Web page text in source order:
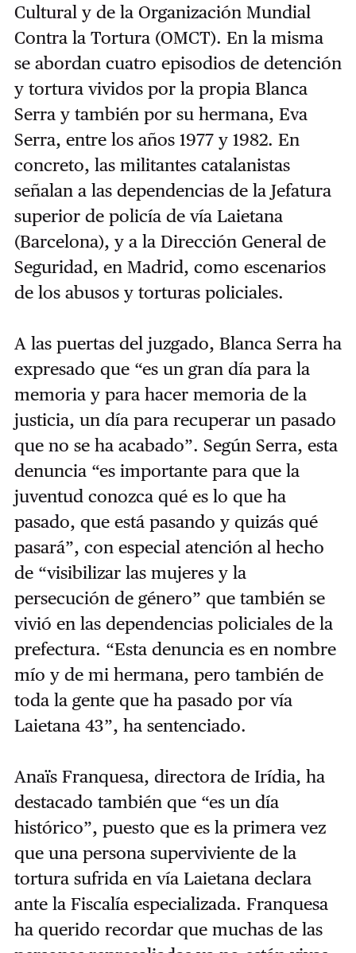
Cultural y de la Organización Mundial
Contra la Tortura (OMCT). En la misma
se abordan cuatro episodios de detención
y tortura vividos por la propia Blanca
Serra y también por su hermana, Eva
Serra, entre los años 1977 y 1982. En
concreto, las militantes catalanistas
señalan a las dependencias de la Jefatura
superior de policía de vía Laietana
(Barcelona), y a la Dirección General de
Seguridad, en Madrid, como escenarios
de los abusos y torturas policiales.
A las puertas del juzgado, Blanca Serra ha
expresado que “es un gran día para la
memoria y para hacer memoria de la
justicia, un día para recuperar un pasado
que no se ha acabado”. Según Serra, esta
denuncia “es importante para que la
juventud conozca qué es lo que ha
pasado, que está pasando y quizás qué
pasará”, con especial atención al hecho
de “visibilizar las mujeres y la
persecución de género” que también se
vivió en las dependencias policiales de la
prefectura. “Esta denuncia es en nombre
mío y de mi hermana, pero también de
toda la gente que ha pasado por vía
Laietana 43”, ha sentenciado.
Anaïs Franquesa, directora de Irídia, ha
destacado también que “es un día
histórico”, puesto que es la primera vez
que una persona superviviente de la
tortura sufrida en vía Laietana declara
ante la Fiscalía especializada. Franquesa
ha querido recordar que muchas de las